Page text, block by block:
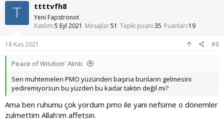
T ttttvfh8
Yeni Fapstronot
Katılım 5 Eyl 2021 Mesajlar51 Tepki puanı 35 Puanları 19
18 Kas 2021 #8
Peace of Wisdom' Alıntı:
Sen muhtemelen PMO yüzünden başına bunların gelmesini
yediremiyorsun bu yüzden bu kadar taktın değil mi?
Ama ben ruhumu çok yordum pmo ile yani nefsime o dönemler
zulmettim Allah'ım affetsin.